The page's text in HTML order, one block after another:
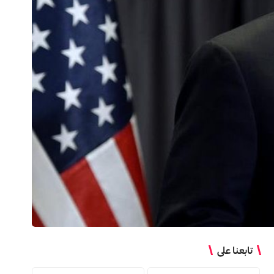
تابعنا على